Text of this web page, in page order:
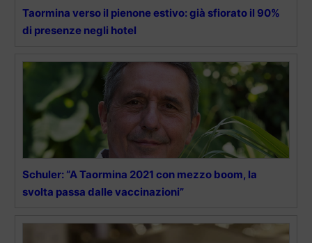
Taormina verso il pienone estivo: già sfiorato il 90%
di presenze negli hotel
Schuler: “A Taormina 2021 con mezzo boom, la
svolta passa dalle vaccinazioni”